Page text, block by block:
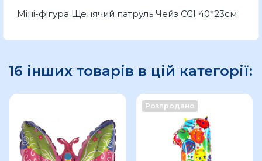
Міні-фігура Щенячий патруль Чейз CGI 40*23см
16 інших товарів в цій категорії:
Розпродано